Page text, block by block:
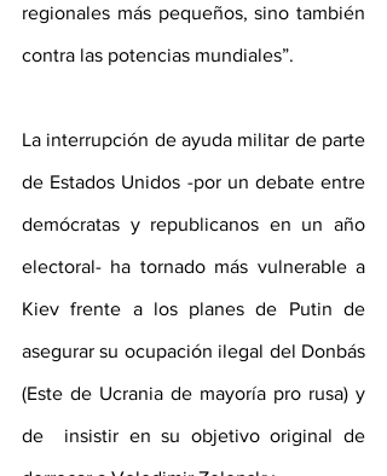
regionales más pequeños, sino también
contra las potencias mundiales”.
La interrupción de ayuda militar de parte
de Estados Unidos -por un debate entre
demócratas y republicanos en un año
electoral- ha tornado más vulnerable a
Kiev frente a los planes de Putin de
asegurar su ocupación ilegal del Donbás
(Este de Ucrania de mayoría pro rusa) y
de  insistir en su objetivo original de